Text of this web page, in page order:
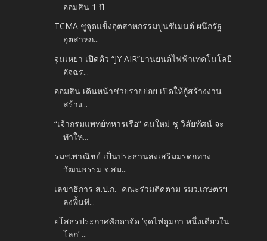
ออมสิน 1 ปี
TCMA ชูจุดแข็งอุตสาหกรรมปูนซีเมนต์ ผนึกรัฐ-
อุตสาหก...
จูนเหยา เปิดตัว “JY AIR”ยานยนต์ไฟฟ้าเทคโนโลยี
อัจฉร...
ออมสิน เดินหน้าช่วยรายย่อย เปิดให้กู้สร้างงาน
สร้าง...
“เจ้ากรมแพทย์ทหารเรือ” คนใหม่ ชู วิสัยทัศน์ จะ
ทำให...
รมช.พาณิชย์ เป็นประธานส่งเสริมมรดกทาง
วัฒนธรรม จ.สม...
เลขาธิการ ส.ป.ก. -คณะร่วมติดตาม รมว.เกษตรฯ
ลงพื้นที...
ยโสธรประกาศศักดาจัด ‘จุดไฟตูมกา หนึ่งเดียวใน
โลก’ ...